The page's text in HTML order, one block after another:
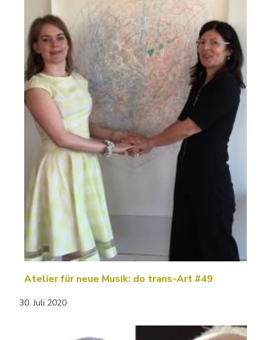
Atelier für neue Musik: do trans-Art #49
30. Juli 2020